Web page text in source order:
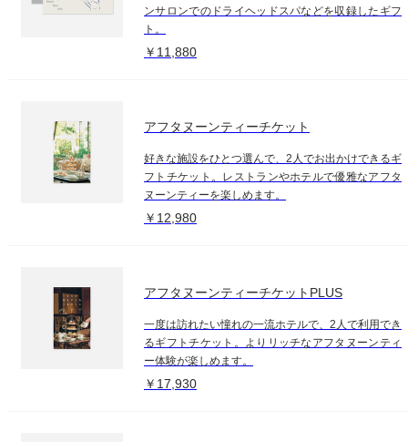
ンサロンでのドライヘッドスパなどを収録したギフ
ト。
￥11,880
アフタヌーンティーチケット
好きな施設をひとつ選んで、2人でお出かけできるギ
フトチケット。レストランやホテルで優雅なアフタ
ヌーンティーを楽しめます。
￥12,980
アフタヌーンティーチケットPLUS
一度は訪れたい憧れの一流ホテルで、2人で利用でき
るギフトチケット。よりリッチなアフタヌーンティ
ー体験が楽しめます。
￥17,930